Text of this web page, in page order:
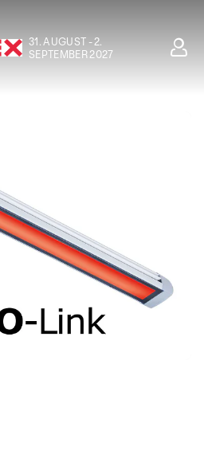
31. AUGUST - 2.
SEPTEMBER 2027